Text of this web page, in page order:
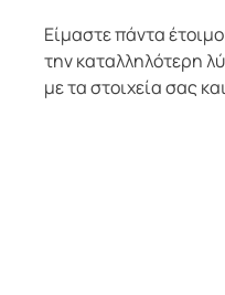
Είμαστε πάντα
την καταλληλότερη
με τα στοιχεία σας